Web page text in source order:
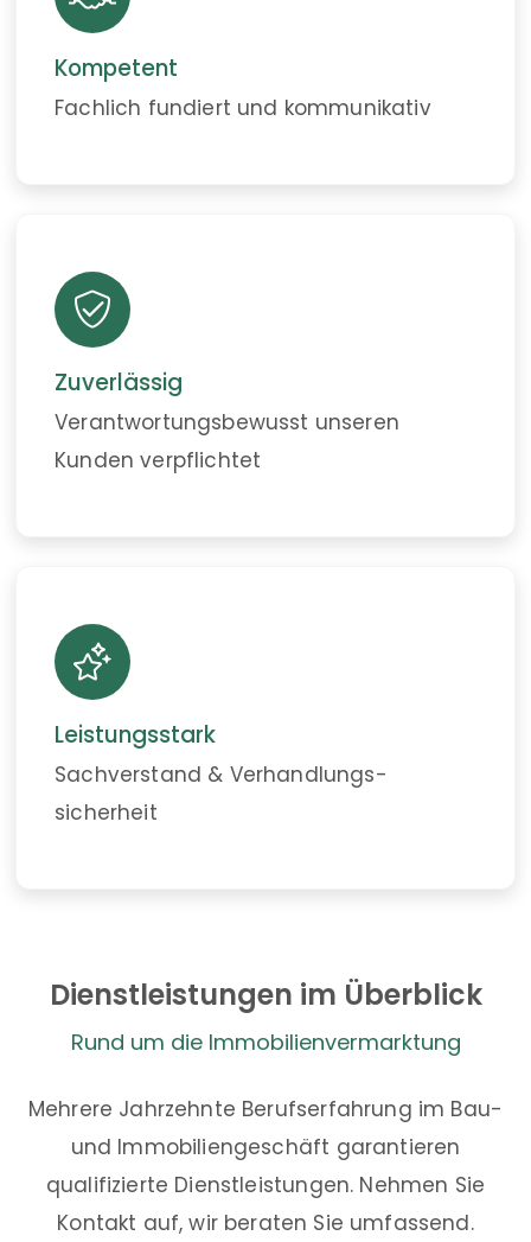
Kompetent
Fachlich fundiert und kommunikativ
Zuverlässig
Verantwortungs­bewusst unseren
Kunden verpflichtet
Leistungsstark
Sachverstand & Verhandlungs­
sicherheit
Dienstleistungen im Überblick
Rund um die Immobilienvermarktung
Mehrere Jahrzehnte Berufserfahrung im Bau-
und Immobiliengeschäft garantieren
qualifizierte Dienstleistungen. Nehmen Sie
Kontakt auf, wir beraten Sie umfassend.